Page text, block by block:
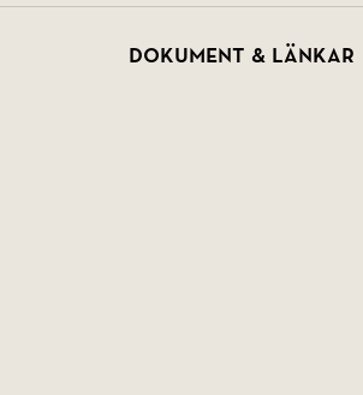
Dokument & länkar